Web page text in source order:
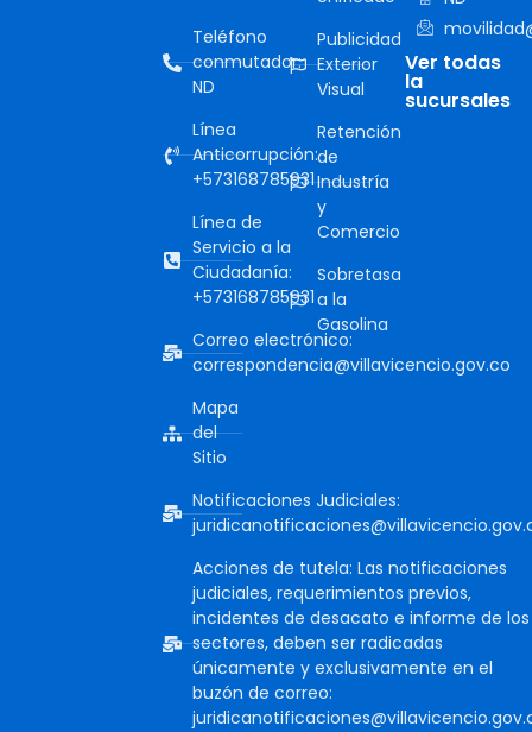
Teléfono
conmutador:
ND
Línea
Anticorrupción:
+573168785931
Línea de
Servicio a la
Ciudadanía:
+573168785931
Correo electrónico:
correspondencia@villavicencio.gov.co
Mapa
del
Sitio
Notificaciones Judiciales:
Acciones de tutela: Las notificaciones
judiciales, requerimientos previos,
incidentes de desacato e informe de los
sectores, deben ser radicadas
únicamente y exclusivamente en el
buzón de correo:
Publicidad
Exterior
Visual
Retención
de
Industría
y
Comercio
Sobretasa
a la
Gasolina
Ver todas
la
sucursales